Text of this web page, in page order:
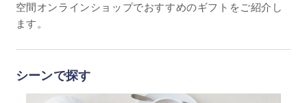
空間オンラインショップでおすすめのギフトをご紹介し
ます。
シーンで探す